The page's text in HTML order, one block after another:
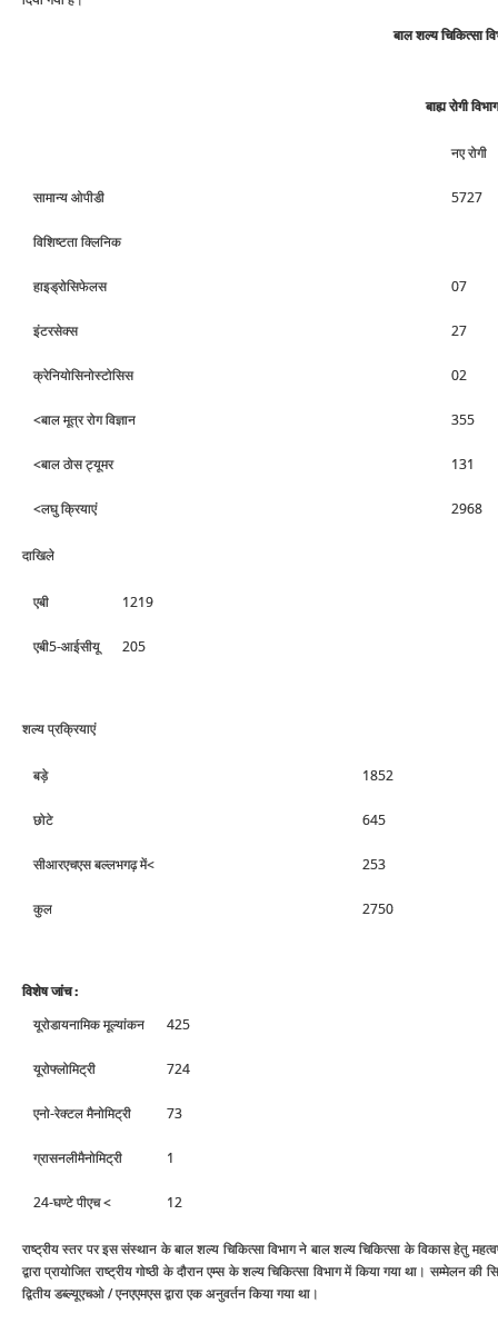
बाल शल्‍य चिकित्‍सा
बाह्य रोगी
नए रोगी
सामान्‍य ओपीडी 5727
विशिष्‍टता क्लिनिक
हाइड्रोसिफेलस 07
इंटरसेक्‍स 27
क्रेनियोसिनोस्‍टोसिस 02
<बाल मूत्र रोग विज्ञान 355
<बाल ठोस ट्यूमर 131
<लघु क्रियाएं 2968
दाखिले
एबी 1219
एबी5-आईसीयू 205
शल्‍य प्रक्रियाएं
बड़े 1852
छोटे 645
सीआरएचएस बल्‍लभगढ़ में< 253
कुल 2750
विशेष जांच :
यूरोडायनामिक मूल्‍यांकन
425
यूरोफ्लोमिट्री 724
एनो-रेक्‍टल मैनोमिट्री 73
ग्रासनलीमैनोमिट्री 1
24-घण्‍टे पीएच < 12
राष्‍ट्रीय स्‍तर पर इस संस्‍थान के बाल शल्‍य चिकित्‍सा विभाग ने बाल शल्‍य चिकित्‍सा के विकास हेतु
द्वारा प्रायोजित राष्‍ट्रीय गोष्‍ठी के दौरान एम्‍स के शल्‍य चिकित्‍सा विभाग में किया गया था।
द्वितीय डब्‍ल्‍यूएचओ / एनएएमएस द्वारा एक अनुवर्तन किया गया था।